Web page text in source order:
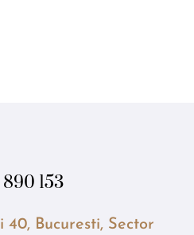
153
Bucuresti, Sector